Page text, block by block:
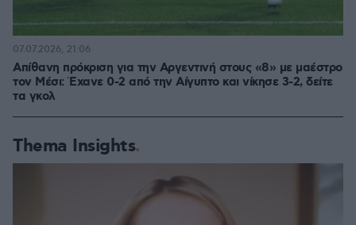
Απίθανη πρόκριση για την Αργεντινή στους «8» με μαέστρο
τον Μέσι: Έχανε 0-2 από την Αίγυπτο και νίκησε 3-2, δείτε
τα γκολ
07.07.2026, 21:06
Thema Insights